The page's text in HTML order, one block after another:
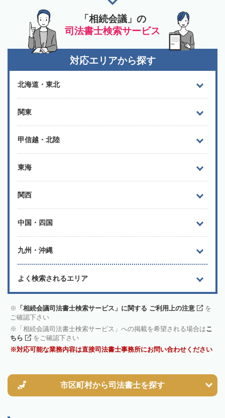
「相続会議」の
司法書士検索サービス
対応エリアから探す
北海道・東北
関東
甲信越・北陸
東海
関西
中国・四国
九州・沖縄
よく検索されるエリア
「相続会議司法書士検索サービス」に関する ご利用上の注意
を
ご確認下さい
「相続会議司法書士検索サービス」への掲載を希望される場合はこ
ちら
をご確認下さい
対応可能な業務内容は直接司法書士事務所にお問い合わせください
市区町村から司法書士を探す